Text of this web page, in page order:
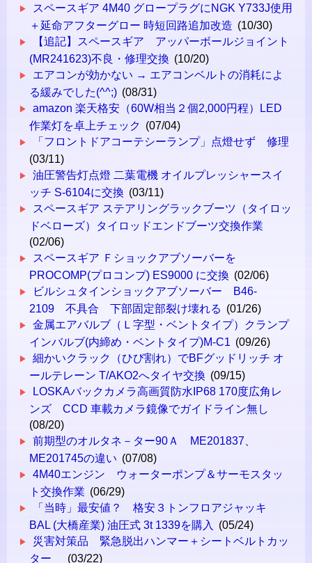
スペースギア 4M40 グロープラグにNGK Y733J使用
＋延命アフターグロー 時短回路追加改造 (10/30)
【追記】スペースギア アッパーボールジョイント
(MR241623)不良・修理交換 (10/20)
エアコンが効かない → エアコンベルトの消耗によ
る緩みでした(^^;) (08/31)
amazon 楽天格安（60W相当２個2,000円程）LED
作業灯を卓上チェック (07/04)
「フロントドアコーテシーランプ」点燈せず 修理
(03/11)
油圧警告灯点燈 二葉電機 オイルプレッシャースイ
ッチ S-6104に交換 (03/11)
スペースギア ステアリングラックブーツ（タイロッ
ドベローズ）タイロッドエンドブーツ交換作業
(02/06)
スペースギア Ｆショックアブソーバーを
PROCOMP(プロコンプ) ES9000 に交換 (02/06)
ビルシュタインショックアブソーバー B46-
2109 不具合 下部固定部裂け壊れる (01/26)
金属エアバルブ（Ｌ字型・ベントタイプ）クランプ
インバルブ(内締め・ベントタイプ)M-C1 (09/26)
細かいクラック（ひび割れ）でBFグッドリッチ オ
ールテレーン T/AKO2へタイヤ交換 (09/15)
LOSKAバックカメラ高画質防水IP68 170度広角レ
ンズ CCD 車載カメラ鏡像でガイドライン無し
(08/20)
前期型のオルタネ－ター90Ａ ME201837、
ME201745の違い (07/08)
4M40エンジン ウォーターポンプ＆サーモスタッ
ト交換作業 (06/29)
「当時」最安値？ 格安３トンフロアジャッキ
BAL (大橋産業) 油圧式 3t 1339を購入
(05/24)
災害対策品 緊急脱出ハンマー＋シートベルトカッ
ター
(03/22)